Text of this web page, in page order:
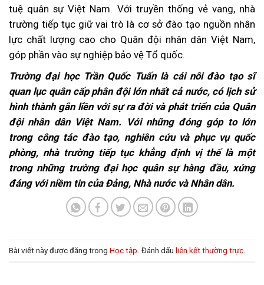
tuệ quân sự Việt Nam. Với truyền thống vẻ vang, nhà
trường tiếp tục giữ vai trò là cơ sở đào tạo nguồn nhân
lực chất lượng cao cho Quân đội nhân dân Việt Nam,
góp phần vào sự nghiệp bảo vệ Tổ quốc.
Trường đại học Trần Quốc Tuấn là cái nôi đào tạo sĩ
quan lục quân cấp phân đội lớn nhất cả nước, có lịch sử
hình thành gắn liền với sự ra đời và phát triển của Quân
đội nhân dân Việt Nam. Với những đóng góp to lớn
trong công tác đào tạo, nghiên cứu và phục vụ quốc
phòng, nhà trường tiếp tục khẳng định vị thế là một
trong những trường đại học quân sự hàng đầu, xứng
đáng với niềm tin của Đảng, Nhà nước và Nhân dân.
Bài viết này được đăng trong Học tập. Đánh dấu liên kết thường trực.